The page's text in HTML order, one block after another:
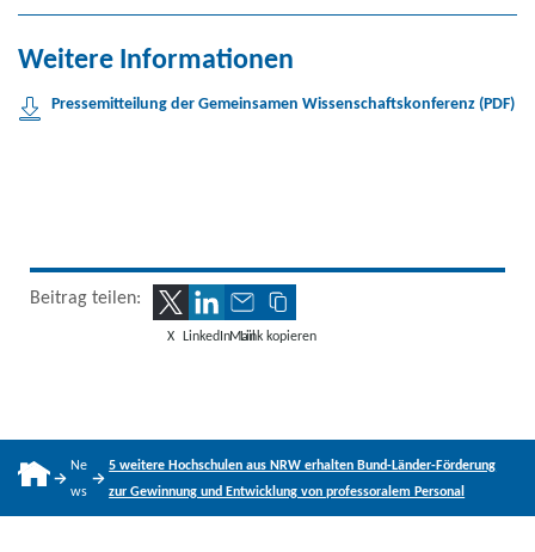
Weitere Informationen
Pressemitteilung der Gemeinsamen Wissenschaftskonferenz (PDF)
Beitrag teilen:
X LinkedInMailLink kopieren
Ne
ws
5 weitere Hochschulen aus NRW erhalten Bund-Länder-Förderung
zur Gewinnung und Entwicklung von professoralem Personal